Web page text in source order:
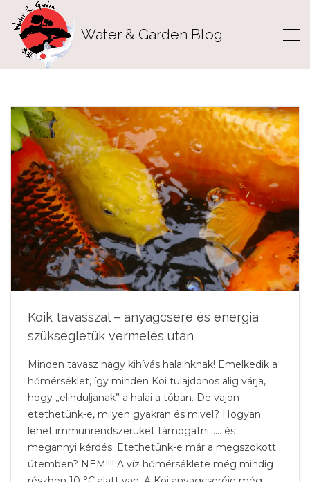
Water & Garden Blog
Koik tavasszal – anyagcsere és energia
szükségletük vermelés után
Minden tavasz nagy kihívás halainknak! Emelkedik a
hőmérséklet, így minden Koi tulajdonos alig várja,
hogy „elinduljanak” a halai a tóban. De vajon
etethetünk-e, milyen gyakran és mivel? Hogyan
lehet immunrendszerüket támogatni…… és
megannyi kérdés. Etethetünk-e már a megszokott
ütemben? NEM!!!! A víz hőmérséklete még mindig